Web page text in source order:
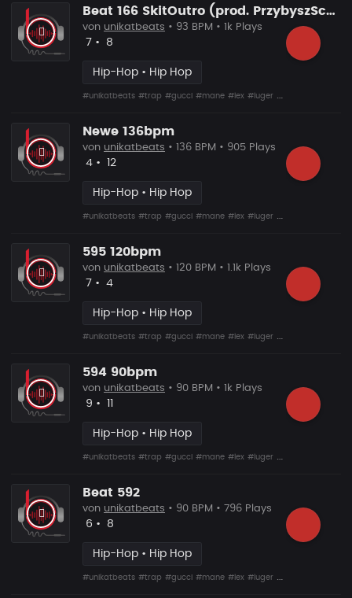
Beat 166 SkitOutro (prod. PrzybyszSchematFonetyka)
von unikatbeats • 93 BPM • 1k Plays
Likes
7 • Vorgeschlagen
8
Hip-Hop • Hip Hop
#unikatbeats #trap #gucci #mane #lex #luger #drumma
Newe 136bpm
von unikatbeats • 136 BPM • 905 Plays
Likes
4 • Vorgeschlagen
12
Hip-Hop • Hip Hop
#unikatbeats #trap #gucci #mane #lex #luger #drumma
595 120bpm
von unikatbeats • 120 BPM • 1.1k Plays
Likes
7 • Vorgeschlagen
4
Hip-Hop • Hip Hop
#unikatbeats #trap #gucci #mane #lex #luger #drumma
594 90bpm
von unikatbeats • 90 BPM • 1k Plays
Likes
9 • Vorgeschlagen
Hip-Hop • Hip Hop
#unikatbeats #trap #gucci #mane #lex #luger #drumma
Beat 592
von unikatbeats • 90 BPM • 796 Plays
Likes
6 • Vorgeschlagen
8
Hip-Hop • Hip Hop
#unikatbeats #trap #gucci #mane #lex #luger #drumma